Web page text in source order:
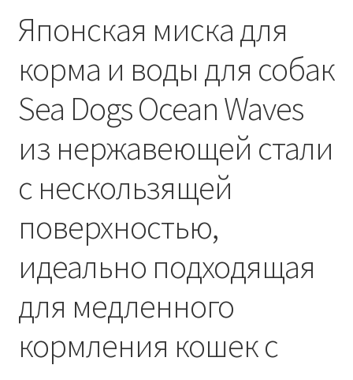
Японская миска для
корма и воды для собак
Sea Dogs Ocean Waves
из нержавеющей стали
с нескользящей
поверхностью,
идеально подходящая
для медленного
кормления кошек с